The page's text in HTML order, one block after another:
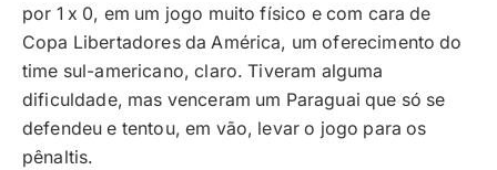
por 1 x 0, em um jogo muito físico e com cara de
Copa Libertadores da América, um oferecimento do
time sul-americano, claro. Tiveram alguma
dificuldade, mas venceram um Paraguai que só se
defendeu e tentou, em vão, levar o jogo para os
pênaltis.